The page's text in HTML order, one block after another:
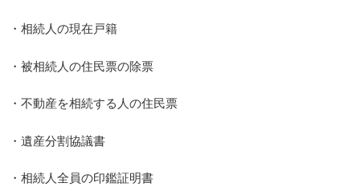
・相続人の現在戸籍
・被相続人の住民票の除票
・不動産を相続する人の住民票
・遺産分割協議書
・相続人全員の印鑑証明書